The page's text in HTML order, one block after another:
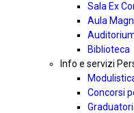
Sala Ex
Aula
Biblioteca
Info e servizi
Concorsi